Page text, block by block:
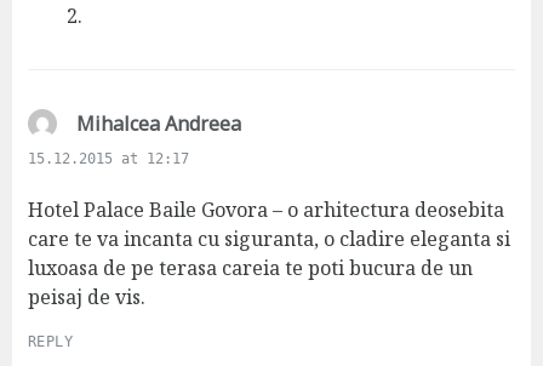
2.
Mihalcea Andreeas
s
:
15.12.2015 at 12:17
Hotel Palace Baile Govora – o arhitectura deosebita
care te va incanta cu siguranta, o cladire eleganta si
luxoasa de pe terasa careia te poti bucura de un
peisaj de vis.
REPLY